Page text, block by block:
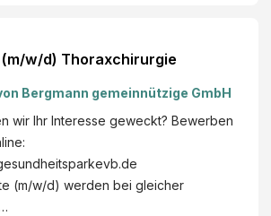
w/d) Thoraxchirurgie
Bergmann gemeinnützige GmbH
wir Ihr Interesse geweckt? Bewerben
(m/w/d) werden bei gleicher